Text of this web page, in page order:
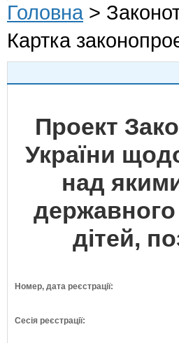
Головна >
Картка
Проект
України
над
державного
дітей,
Номер, дата реєстрації:
Сесія реєстрації: